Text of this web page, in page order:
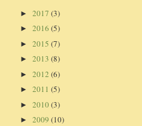
► 2017 (3)
► 2016 (5)
► 2015 (7)
► 2013 (8)
► 2012 (6)
► 2011 (5)
► 2010 (3)
► 2009 (10)